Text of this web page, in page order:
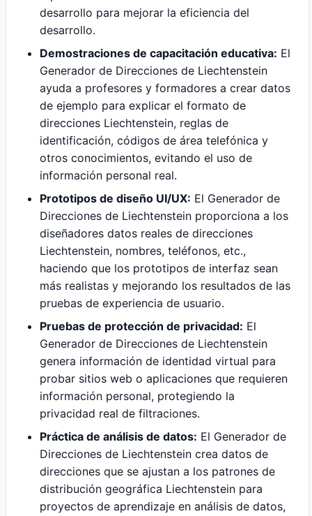
desarrollo para mejorar la eficiencia del
desarrollo.
Demostraciones de capacitación educativa: El
Generador de Direcciones de Liechtenstein
ayuda a profesores y formadores a crear datos
de ejemplo para explicar el formato de
direcciones Liechtenstein, reglas de
identificación, códigos de área telefónica y
otros conocimientos, evitando el uso de
información personal real.
Prototipos de diseño UI/UX: El Generador de
Direcciones de Liechtenstein proporciona a los
diseñadores datos reales de direcciones
Liechtenstein, nombres, teléfonos, etc.,
haciendo que los prototipos de interfaz sean
más realistas y mejorando los resultados de las
pruebas de experiencia de usuario.
Pruebas de protección de privacidad: El
Generador de Direcciones de Liechtenstein
genera información de identidad virtual para
probar sitios web o aplicaciones que requieren
información personal, protegiendo la
privacidad real de filtraciones.
Práctica de análisis de datos: El Generador de
Direcciones de Liechtenstein crea datos de
direcciones que se ajustan a los patrones de
distribución geográfica Liechtenstein para
proyectos de aprendizaje en análisis de datos,